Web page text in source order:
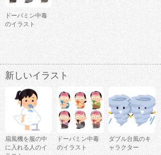
ドーパミン中毒
のイラスト
新しいイラスト
扇風機を服の中
に入れる人のイ
ドーパミン中毒
のイラスト
ダブル台風のキ
ャラクター